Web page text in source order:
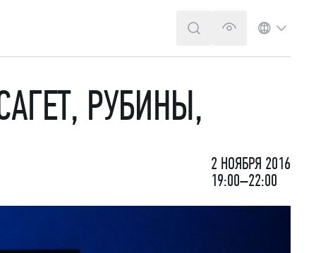
ПОИСКВЕРСИЯ ДЛЯ
ЯЗЫК
РУБИНЫ,
2 НОЯБРЯ 2016
19:00–22:00